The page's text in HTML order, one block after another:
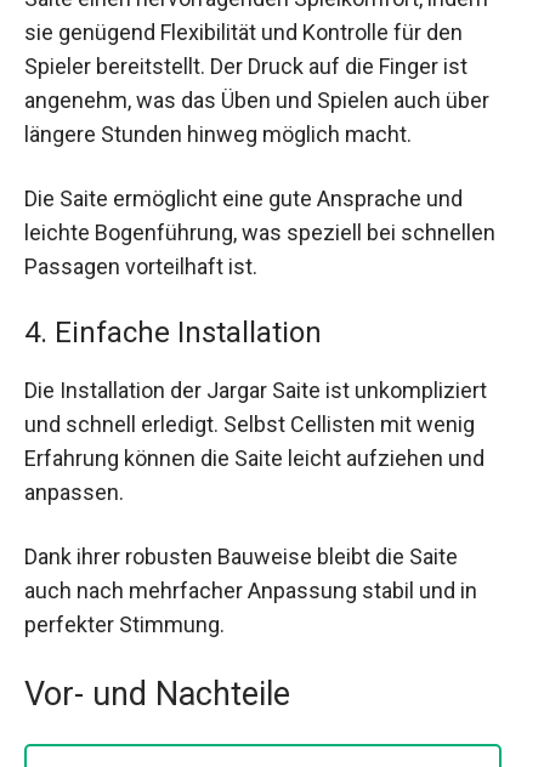
sie genügend Flexibilität und Kontrolle für den
Spieler bereitstellt. Der Druck auf die Finger ist
angenehm, was das Üben und Spielen auch über
längere Stunden hinweg möglich macht.
Die Saite ermöglicht eine gute Ansprache und
leichte Bogenführung, was speziell bei schnellen
Passagen vorteilhaft ist.
4. Einfache Installation
Die Installation der Jargar Saite ist unkompliziert
und schnell erledigt. Selbst Cellisten mit wenig
Erfahrung können die Saite leicht aufziehen und
anpassen.
Dank ihrer robusten Bauweise bleibt die Saite
auch nach mehrfacher Anpassung stabil und in
perfekter Stimmung.
Vor- und Nachteile